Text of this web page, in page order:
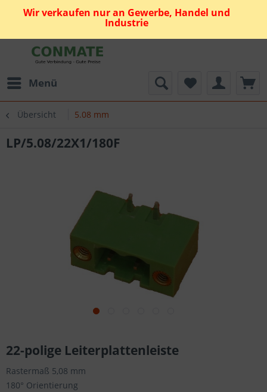
Wir verkaufen nur an Gewerbe, Handel und
Industrie
Menü
Übersicht 5.08 mm
LP/5.08/22X1/180F
22-polige Leiterplattenleiste
Rastermaß 5,08 mm
180° Orientierung